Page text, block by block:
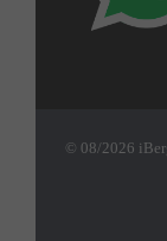
© 08/2026